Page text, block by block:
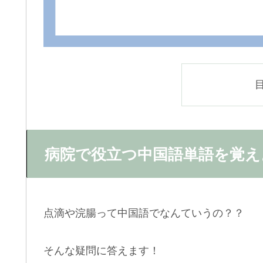
病院で役立つ中国語単語を覚え
点滴や浣腸って中国語でなんていうの？？
そんな疑問に答えます！